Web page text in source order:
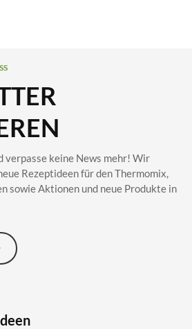
verpasse keine News mehr! Wir
Rezeptideen für den Thermomix,
sowie Aktionen und neue Produkte in